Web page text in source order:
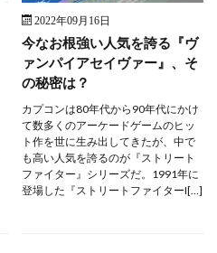
2022年09月16日
今なお根強い人気を誇る『ヴ
ァンパイアセイヴァー』、そ
の秘密は？
カプコンは80年代から90年代にかけ
て数多くのアーケードゲームのヒッ
ト作を世に生み出してきたが、中で
も高い人気を誇るのが『ストリート
ファイター』シリーズだ。1991年に
登場した『ストリートファイターI[…]